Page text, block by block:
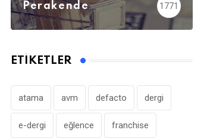
MARKET,ÖNE ÇIKANLAR
Perakende 1771
ETIKETLER
atama avm defacto dergi
e-dergi eğlence franchise